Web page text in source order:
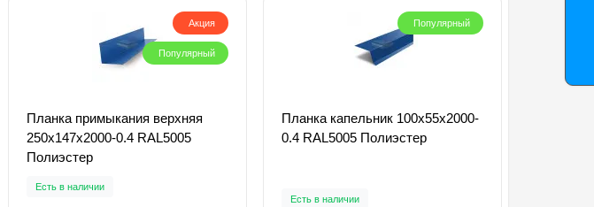
Акция
Популярный
Планка примыкания верхняя
250х147х2000-0.4 RAL5005
Полиэстер
Есть в наличии
Популярный
Планка капельник 100х55х2000-
0.4 RAL5005 Полиэстер
Есть в наличии